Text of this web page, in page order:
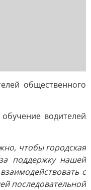
общественного
водителей
чтобы городская
поддержку нашей
с
последовательной